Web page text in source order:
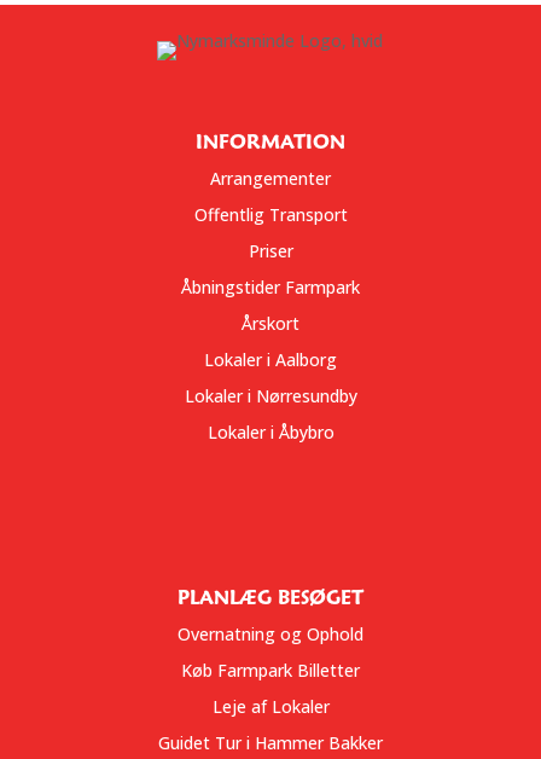
INFORMATION
Arrangementer
Offentlig Transport
Priser
Åbningstider Farmpark
Årskort
Lokaler i Aalborg
Lokaler i Nørresundby
Lokaler i Åbybro
PLANLÆG BESØGET
Overnatning og Ophold
Køb Farmpark Billetter
Leje af Lokaler
Guidet Tur i Hammer Bakker